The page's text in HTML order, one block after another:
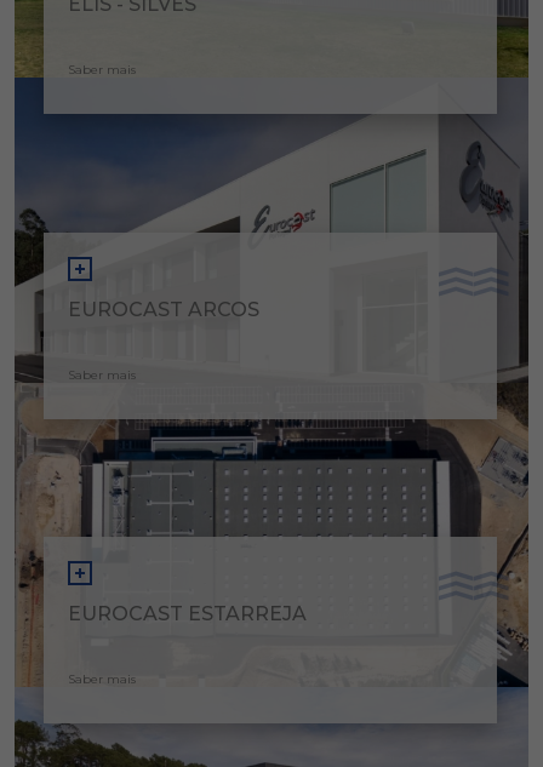
ELIS - SILVES
Saber mais
EUROCAST ARCOS
Saber mais
EUROCAST ESTARREJA
Saber mais